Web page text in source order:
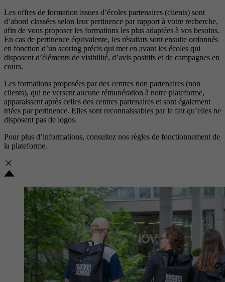
Les offres de formation issues d’écoles partenaires (clients) sont
d’abord classées selon leur pertinence par rapport à votre recherche,
afin de vous proposer les formations les plus adaptées à vos besoins.
En cas de pertinence équivalente, les résultats sont ensuite ordonnés
en fonction d’un scoring précis qui met en avant les écoles qui
disposent d’éléments de visibilité, d’avis positifs et de campagnes en
cours.
Les formations proposées par des centres non partenaires (non
clients), qui ne versent aucune rémunération à notre plateforme,
apparaissent après celles des centres partenaires et sont également
triées par pertinence. Elles sont reconnaissables par le fait qu’elles ne
disposent pas de logos.
Pour plus d’informations, consultez nos règles de fonctionnement de
la plateforme.